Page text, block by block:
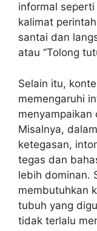
informal
kalimat
santai dan
atau “Tolong
Selain itu,
memengaruhi
menyampaikan
Misalnya,
ketegasan,
tegas dan
lebih dominan.
membutuhkan
tubuh yang
tidak terlalu